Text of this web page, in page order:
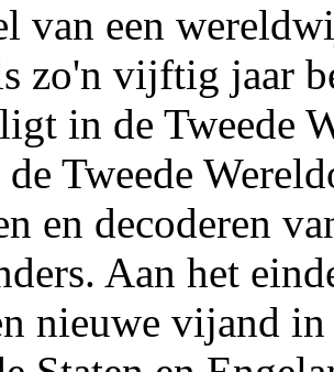
van een
zo'n vijftig jaar
in de Tweede
Tweede
en decoderen
Aan het
nieuwe vijand